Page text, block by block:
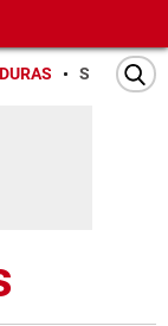
SAN PEDRO